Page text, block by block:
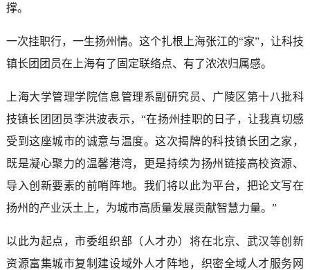
撑。
一次挂职行，一生扬州情。这个扎根上海张江的“家”，让科技
镇长团团员在上海有了固定联络点、有了浓浓归属感。
上海大学管理学院信息管理系副研究员、广陵区第十八批科
技镇长团团员李洪波表示，“在扬州挂职的日子，让我真切感
受到这座城市的诚意与温度。这次揭牌的科技镇长团之家，
既是凝心聚力的温馨港湾，更是持续为扬州链接高校资源、
导入创新要素的前哨阵地。我们将以此为平台，把论文写在
扬州的产业沃土上，为城市高质量发展贡献智慧力量。”
以此为起点，市委组织部（人才办）将在北京、武汉等创新
资源富集城市复制建设域外人才阵地，织密全域人才服务网